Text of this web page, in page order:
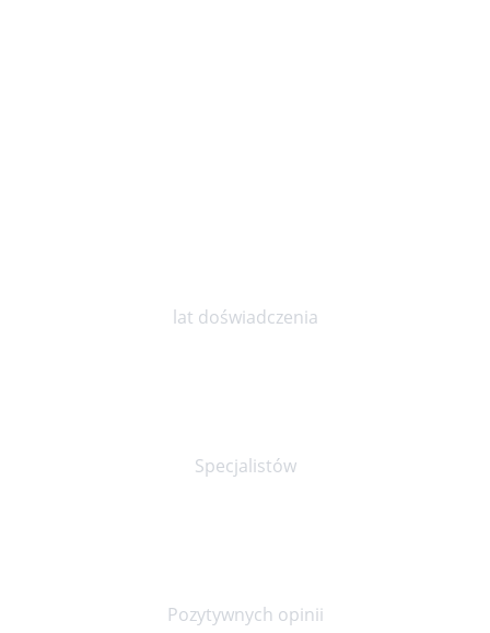
lat doświadczenia
Specjalistów
Pozytywnych opinii